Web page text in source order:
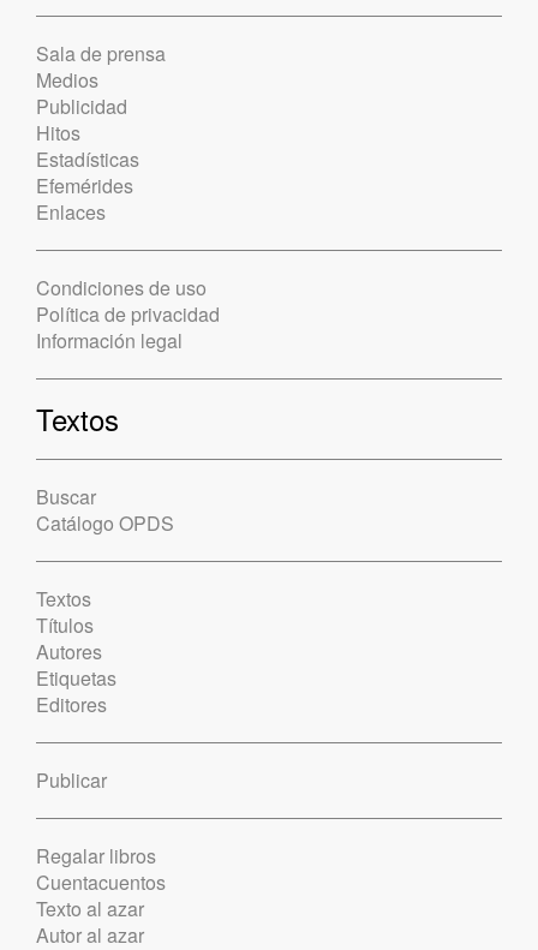
Sala de prensa
Medios
Publicidad
Hitos
Estadísticas
Efemérides
Enlaces
Condiciones de uso
Política de privacidad
Información legal
Textos
Buscar
Catálogo OPDS
Textos
Títulos
Autores
Etiquetas
Editores
Publicar
Regalar libros
Cuentacuentos
Texto al azar
Autor al azar